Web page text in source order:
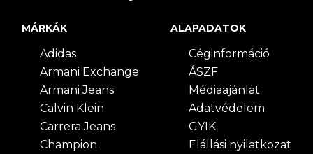
MÁRKÁK
Adidas
Armani Exchange
Armani Jeans
Calvin Klein
Carrera Jeans
Champion
ALAPADATOK
Céginformáció
ÁSZF
Médiaajánlat
Adatvédelem
GYIK
Elállási nyilatkozat